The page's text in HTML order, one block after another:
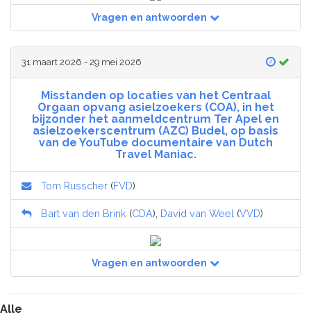
Vragen en antwoorden
31 maart 2026 - 29 mei 2026
Misstanden op locaties van het Centraal
Orgaan opvang asielzoekers (COA), in het
bijzonder het aanmeldcentrum Ter Apel en
asielzoekerscentrum (AZC) Budel, op basis
van de YouTube documentaire van Dutch
Travel Maniac.
Tom Russcher (FVD)
Bart van den Brink (CDA), David van Weel (VVD)
Vragen en antwoorden
Alle